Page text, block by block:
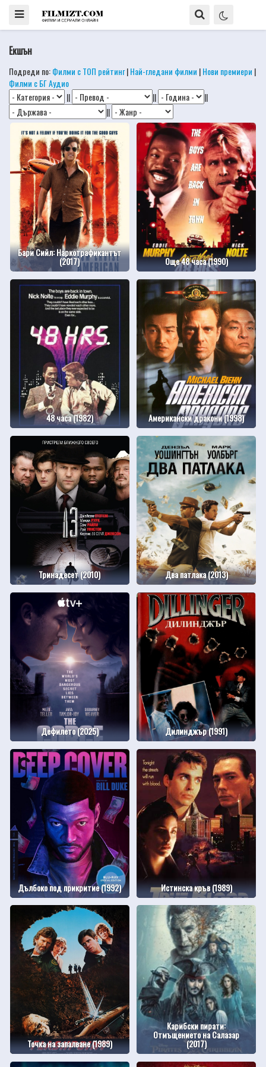
Екшън
Подреди по:Филми с ТОП рейтинг|Най-гледани филми |Нови премиери |
Филми с БГ Аудио
||
||
||
||
Бари Сийл: Наркотрафикантът
(2017) Още 48 часа (1990)
48 часа (1982) Американски дракони (1998)
Тринадесет (2010) Два патлака (2013)
Дефилето (2025) Дилинджър (1991)
Дълбоко под прикритие (1992) Истинска кръв (1989)
Точка на запалване (1989)
Карибски пирати:
Отмъщението на Салазар
(2017)